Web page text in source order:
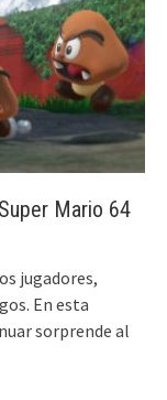
Mario 64
jugadores,
En esta
sorprende al